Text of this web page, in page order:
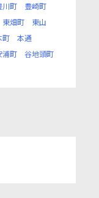
川町
豊崎町
東畑町
東山
町
本通
浦町
谷地頭町